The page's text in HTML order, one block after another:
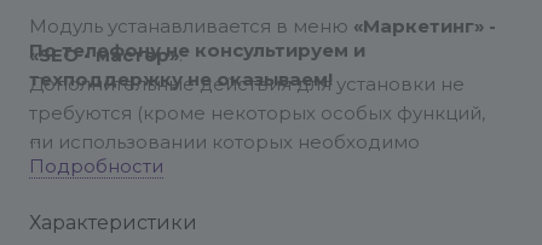
Модуль устанавливается в меню «Маркетинг» -
«SEO - мастер».
Дополнительные действия для установки не
требуются (кроме некоторых особых функций,
пи использовании которых необходимо
установить PHP-код на сайт, подробнее здесь и
По телефону не консультируем и
техподдержку не оказываем!
Подробности
Характеристики